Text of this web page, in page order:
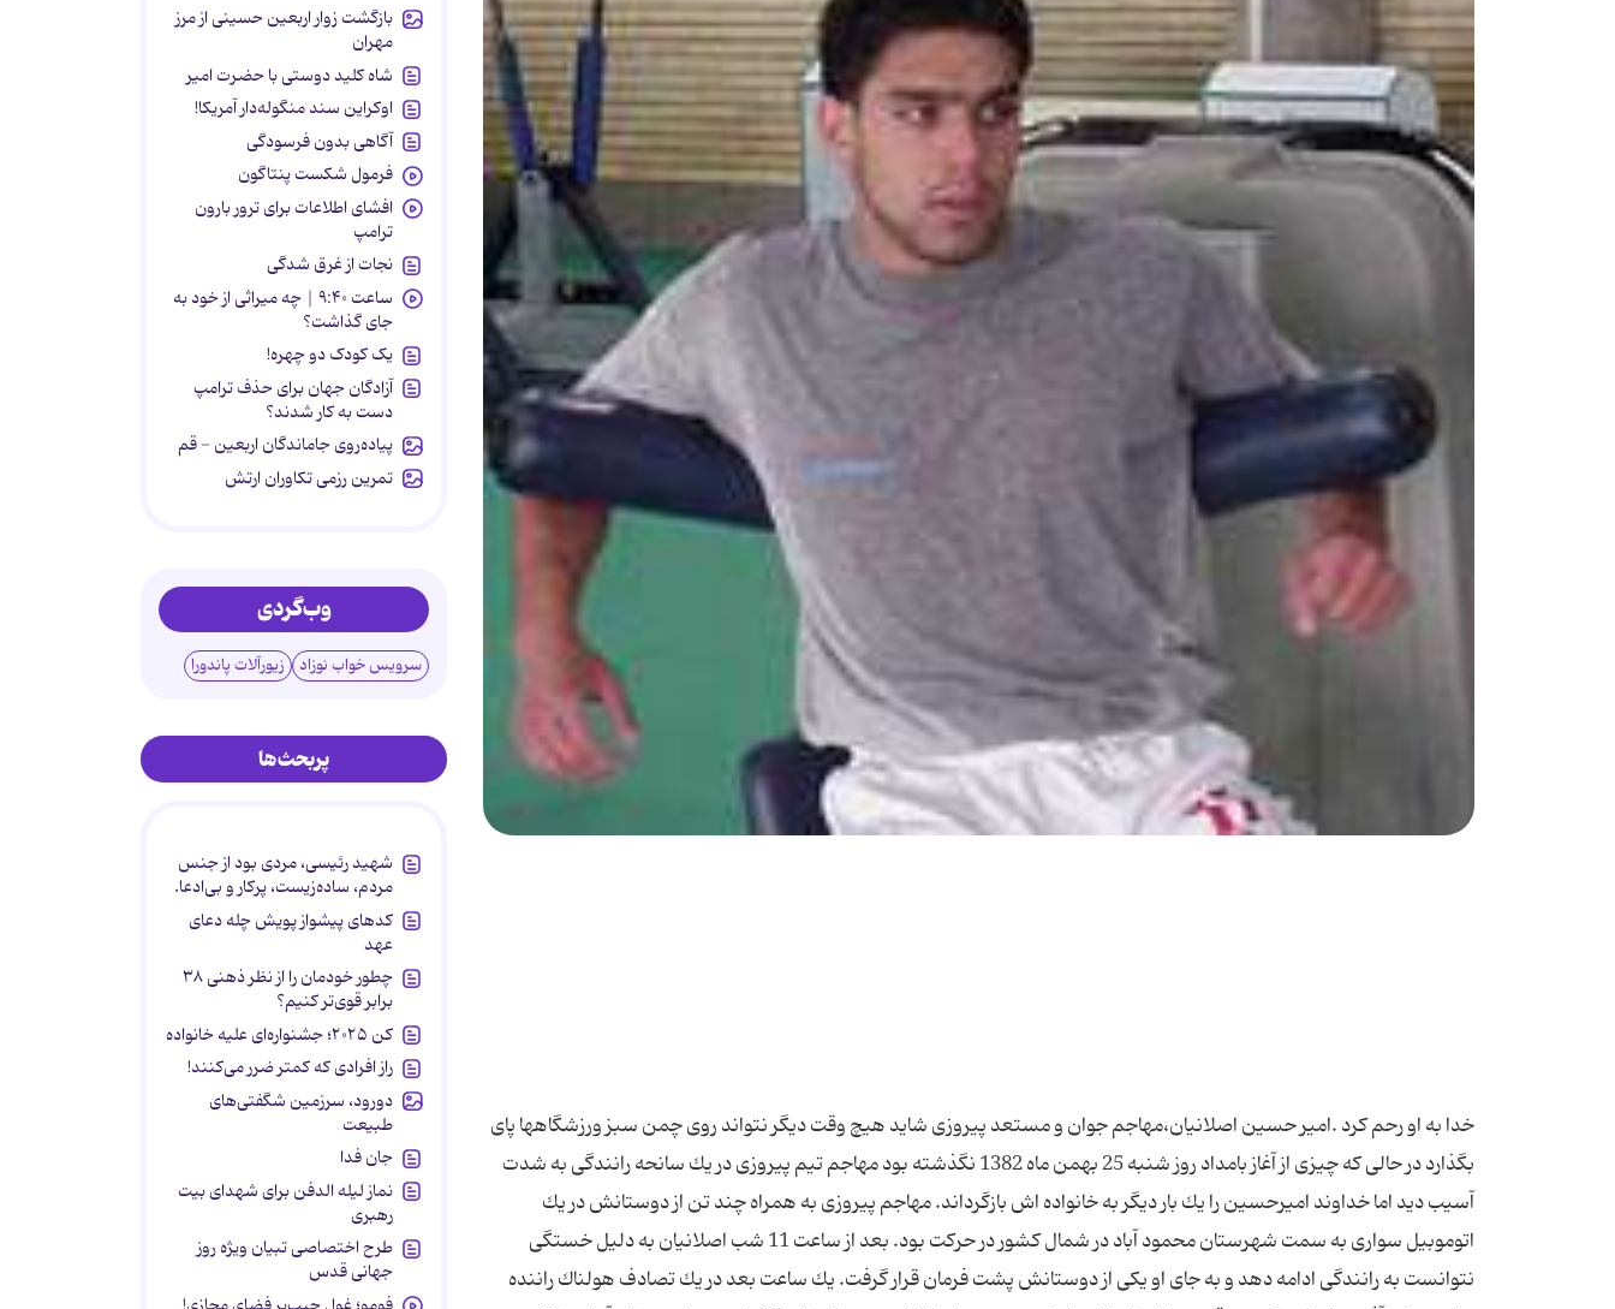
خدا به او رحم كرد .امیر حسین اصلانیان،مهاجم جوان و مستعد پیروزی شاید هیچ وقت دیگر نتواند روی چمن سبز ورزشگاهها پای
بگذارد در حالی كه چیزی از آغاز بامداد روز شنبه 25 بهمن ماه 1382 نگذشته بود مهاجم تیم پیروزی در یك سانحه رانندگی به شدت
آسیب دید اما خداوند امیرحسین را یك بار دیگر به خانواده اش بازگرداند. مهاجم پیروزی به همراه چند تن از دوستانش در یك
اتوموبیل سواری به سمت شهرستان محمود آباد در شمال كشور در حركت بود. بعد از ساعت 11 شب اصلانیان به دلیل خستگی
نتوانست به رانندگی ادامه دهد و به جای او یكی از دوستانش پشت فرمان قرار گرفت. یك ساعت بعد در یك تصادف هولناك راننده
بازگشت زوار اربعین حسینی از مرز
مهران
شاه کلید دوستی با حضرت امیر
اوکراین سند منگوله‌دار آمریکا!
آگاهی بدون فرسودگی
فرمول شکست پنتاگون
افشای اطلاعات برای ترور بارون
ترامپ
نجات از غرق شدگی
ساعت ۹:۴۰ | چه میراثی از خود به
جای گذاشت؟
یک کودک دو چهره!
آزادگان جهان برای حذف ترامپ
دست به کار شدند؟
پیاده‌روی جاماندگان اربعین - قم
تمرین رزمی تکاوران ارتش
وب‌گردی
سرویس خواب نوزاد زیورآلات پاندورا
پربحث‌ها
شهید رئیسی، مردی بود از جنس
مردم، ساده‌زیست، پرکار و بی‌ادعا.
کدهای پیشواز پویش چله دعای
عهد
چطور خودمان را از نظر ذهنی ۳۸
برابر قوی‌تر کنیم؟
کن ۲۰۲۵؛ جشنواره‌ای علیه خانواده
راز افرادی که کمتر ضرر می‌کنند!
دورود، سرزمین شگفتی‌های
طبیعت
جان فدا
نماز لیله الدفن برای شهدای بیت
رهبری
طرح اختصاصی تبیان ویژه روز
جهانی قدس